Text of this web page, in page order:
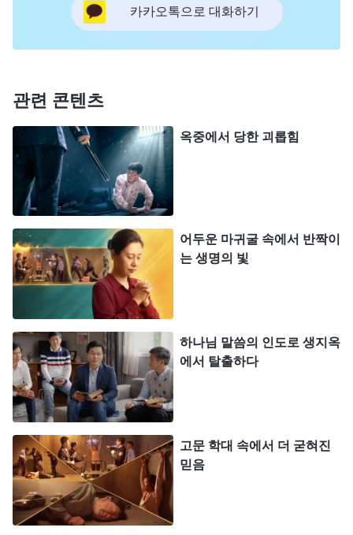
니다. 경찰이 또 언제 잡으러 올지 몰라 매일 두려움
과 불안 속에 떨면서 지냈습니다. 전에는 매일같이
하나님의 ‘하’자만 꺼내도 식구들이 눈을 부라렸습니
다. 벌금을 낸 일 때문에 며느리는 항상 제게 쌀쌀맞
았고, 남편과 아들도 욕을 해 댔습니다. 원래는 전능
하신 하나님 믿는 것을 지지해 주던 가족들이 지금은
모두 저를 뜯어 말리고 핍박하는 바람에 무척 괴롭고
스트레스를 받았습니다. 그런 흑암과 고통은 처음이
었습니다. 하나님 말씀 낭송도 들을 수 없고, 형제자
매들과의 교제는 더더욱 상상할 수 없었습니다. 영적
으로 점점 메말라 가는 느낌이었습니다. 형제자매들
과 같이 예배를 드리던 행복한 시간이 너무나 그리워
서 매일 밤 뒤척이며 잠을 이루지 못했고, 그럴 때마
다 중국 정부를 향한 미움은 더욱 커져만 갔습니다.
제가 받은 고통은 모두 저들 때문입니다. 저는 피조
물로서 자유롭게 하나님을 믿고 경배할 권리를 빼앗
기고 교회 생활을 빼앗겼습니다. 그 때문에 형제자매
들과 하나님 말씀을 교통할 수도, 본분을 수행할 수
도 없었습니다. 고통 속에서 묵묵히 하나님께 기도를
카카오톡으로 대화하기
관련 콘텐츠
옥중에서 당한 괴롭힘
어두운 마귀굴 속에서 반짝이
는 생명의 빛
하나님 말씀의 인도로 생지옥
에서 탈출하다
고문 학대 속에서 더 굳혀진
믿음